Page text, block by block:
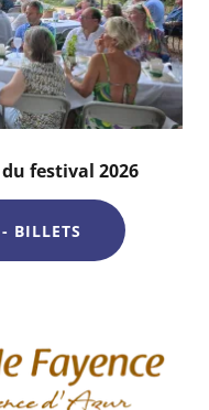
festival 2026
BILLETS